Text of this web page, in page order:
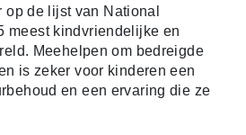
de lijst van National
meest kindvriendelijke en
Meehelpen om bedreigde
is zeker voor kinderen een
en een ervaring die ze